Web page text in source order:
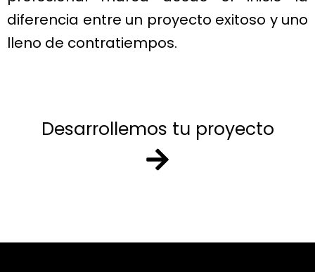
diferencia entre un proyecto exitoso y uno
lleno de contratiempos.
Desarrollemos tu proyecto